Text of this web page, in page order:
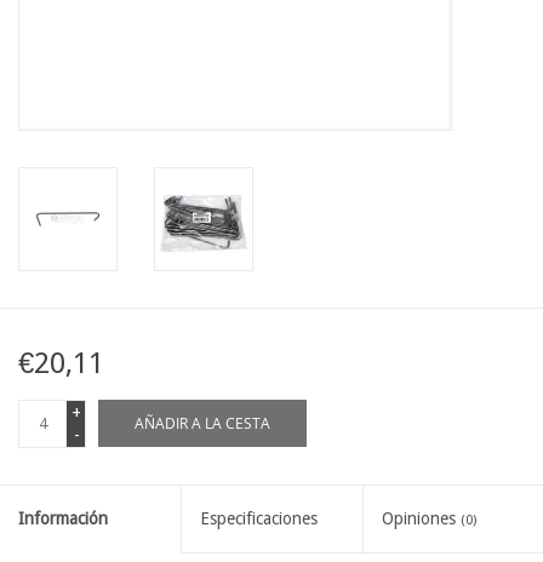
€20,11
+
-
AÑADIR A LA CESTA
Información Especificaciones Opiniones (0)